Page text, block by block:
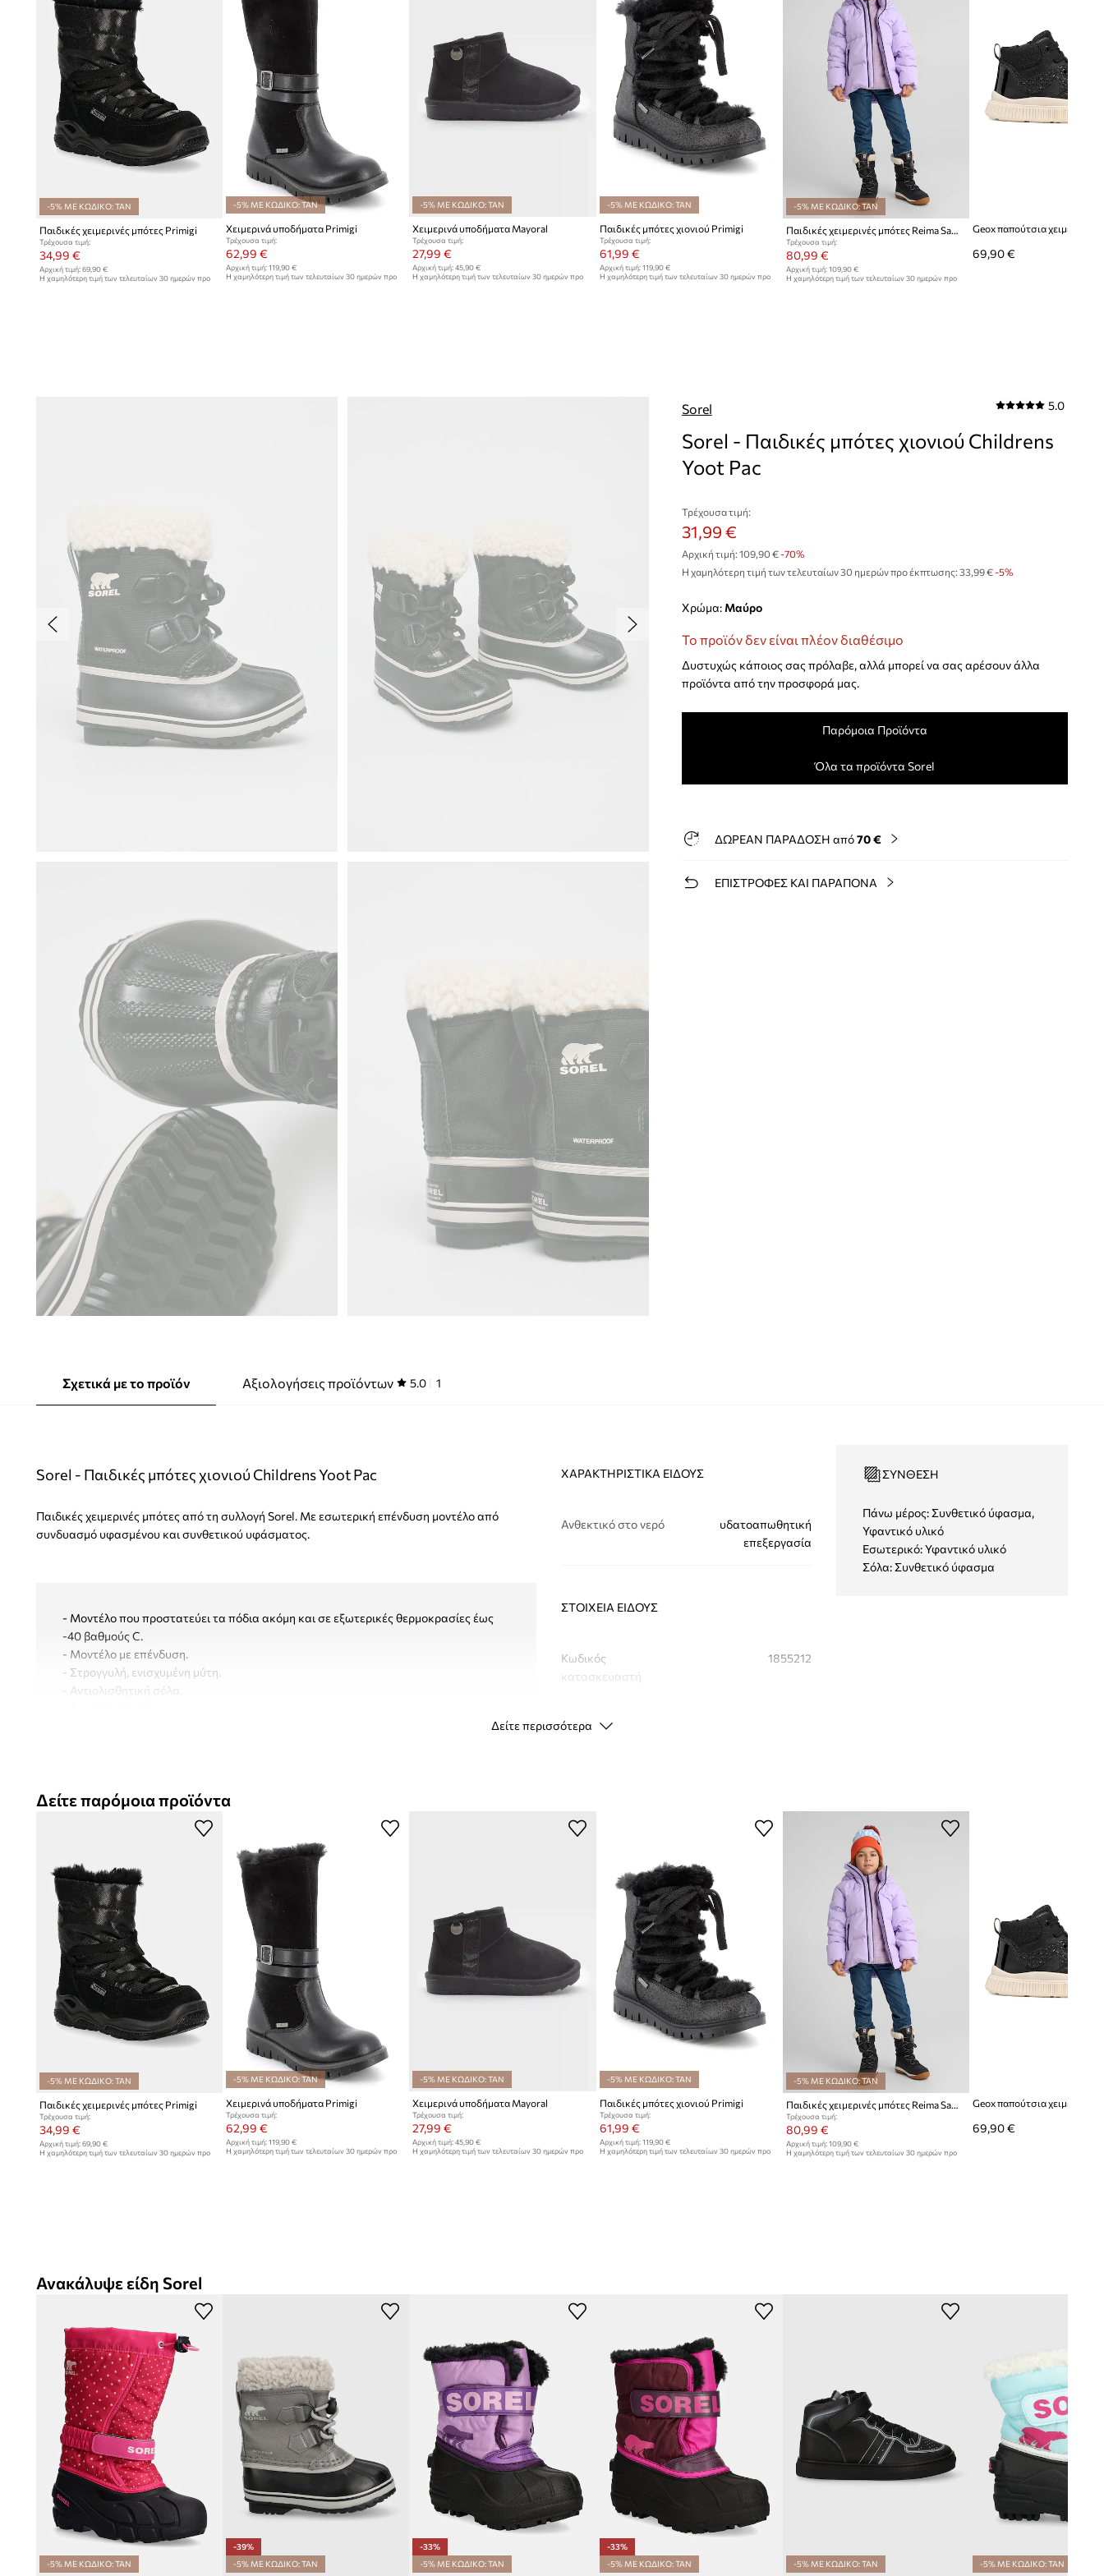
-5% ΜΕ ΚΩΔΙΚΟ: TAN
Παιδικές χειμερινές μπότες Primigi
Τρέχουσα τιμή:
34,99 €
Αρχική τιμή: 69,90 €
Η χαμηλότερη τιμή των τελευταίων 30 ημερών προ
-5% ΜΕ ΚΩΔΙΚΟ: TAN
Χειμερινά υποδήματα Primigi
Τρέχουσα τιμή:
62,99 €
Αρχική τιμή:119,90 €
Η χαμηλότερη τιμή των τελευταίων 30 ημερών προ
-5% ΜΕ ΚΩΔΙΚΟ: TAN
Χειμερινά υποδήματα Mayoral
Τρέχουσα τιμή:
27,99 €
Αρχική τιμή: 45,90 €
Η χαμηλότερη τιμή των τελευταίων 30 ημερών προ
-5% ΜΕ ΚΩΔΙΚΟ: TAN
Παιδικές μπότες χιονιού Primigi
Τρέχουσα τιμή:
61,99 €
Αρχική τιμή: 119,90 €
Η χαμηλότερη τιμή των τελευταίων 30 ημερών προ
-5% ΜΕ ΚΩΔΙΚΟ: TAN
Παιδικές χειμερινές μπότες Reima Samojedi
Τρέχουσα τιμή:
80,99 €
Αρχική τιμή:109,90 €
Η χαμηλότερη τιμή των τελευταίων 30 ημερών προ
69,90 €
Sorel 5.0
Sorel - Παιδικές μπότες χιονιού Childrens
Yoot Pac
Τρέχουσα τιμή:
31,99 €
Αρχική τιμή: 109,90 €-70%
Η χαμηλότερη τιμή των τελευταίων 30 ημερών προ έκπτωσης: 33,99 € -5%
Χρώμα: μαύρο
Το προϊόν δεν είναι πλέον διαθέσιμο
Δυστυχώς κάποιος σας πρόλαβε, αλλά μπορεί να σας αρέσουν άλλα
προϊόντα από την προσφορά μας.
Παρόμοια Προϊόντα
Όλα τα προϊόντα Sorel
ΔΩΡΕΑΝ ΠΑΡΑΔΟΣΗ από70 €
ΕΠΙΣΤΡΟΦΕΣ ΚΑΙ ΠΑΡΑΠΟΝΑ
Σχετικά με το προϊόν Αξιολογήσεις προϊόντων 5.0 1
Sorel - Παιδικές μπότες χιονιού Childrens Yoot Pac
Παιδικές χειμερινές μπότες από τη συλλογή Sorel. Με εσωτερική επένδυση μοντέλο από
συνδυασμό υφασμένου και συνθετικού υφάσματος.
- Μοντέλο που προστατεύει τα πόδια ακόμη και σε εξωτερικές θερμοκρασίες έως
-40 βαθμούς C.
- Μοντέλο με επένδυση.
- Στρογγυλή, ενισχυμένη μύτη.
- Αντιολισθητική σόλα.
ΧΑΡΑΚΤΗΡΙΣΤΙΚΆ ΕΊΔΟΥΣ
Ανθεκτικό στο νερό
υδατοαπωθητική
επεξεργασία
ΣΤΟΙΧΕΊΑ ΕΊΔΟΥΣ
Κωδικός
κατασκευαστή
1855212
Χρώμα κατασκευαστή
Sorel
ΣΎΝΘΕΣΗ
Πάνω μέρος: Συνθετικό ύφασμα,
Υφαντικό υλικό
Εσωτερικό: Υφαντικό υλικό
Σόλα: Συνθετικό ύφασμα
Δείτε περισσότερα
Δείτε παρόμοια προϊόντα
-5% ΜΕ ΚΩΔΙΚΟ: TAN
Παιδικές χειμερινές μπότες Primigi
Τρέχουσα τιμή:
34,99 €
Αρχική τιμή: 69,90 €
Η χαμηλότερη τιμή των τελευταίων 30 ημερών προ
-5% ΜΕ ΚΩΔΙΚΟ: TAN
Χειμερινά υποδήματα Primigi
Τρέχουσα τιμή:
62,99 €
Αρχική τιμή:119,90 €
Η χαμηλότερη τιμή των τελευταίων 30 ημερών προ
-5% ΜΕ ΚΩΔΙΚΟ: TAN
Χειμερινά υποδήματα Mayoral
Τρέχουσα τιμή:
27,99 €
Αρχική τιμή: 45,90 €
Η χαμηλότερη τιμή των τελευταίων 30 ημερών προ
-5% ΜΕ ΚΩΔΙΚΟ: TAN
Παιδικές μπότες χιονιού Primigi
Τρέχουσα τιμή:
61,99 €
Αρχική τιμή: 119,90 €
Η χαμηλότερη τιμή των τελευταίων 30 ημερών προ
-5% ΜΕ ΚΩΔΙΚΟ: TAN
Παιδικές χειμερινές μπότες Reima Samojedi
Τρέχουσα τιμή:
80,99 €
Αρχική τιμή:109,90 €
Η χαμηλότερη τιμή των τελευταίων 30 ημερών προ
69,90 €
Ανακάλυψε είδη Sorel
-5% ΜΕ ΚΩΔΙΚΟ: TAN
-39%
-5% ΜΕ ΚΩΔΙΚΟ: TAN
-33%
-5% ΜΕ ΚΩΔΙΚΟ: TAN
-33%
-5% ΜΕ ΚΩΔΙΚΟ: TAN
-5% ΜΕ ΚΩΔΙΚΟ: TAN -5% ΜΕ ΚΩΔΙΚΟ: TAN